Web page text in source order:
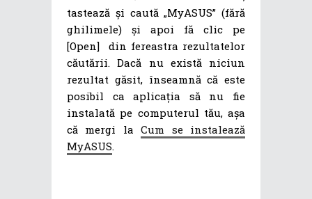
tastează și caută „MyASUS” (fără
ghilimele) și apoi fă clic pe
[Open] din fereastra rezultatelor
căutării. Dacă nu există niciun
rezultat găsit, înseamnă că este
posibil ca aplicația să nu fie
instalată pe computerul tău, așa
că mergi laCum se instalează
MyASUS.